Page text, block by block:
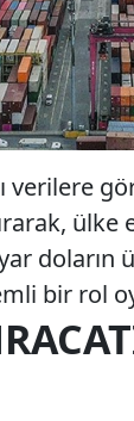
verilere
bir rol